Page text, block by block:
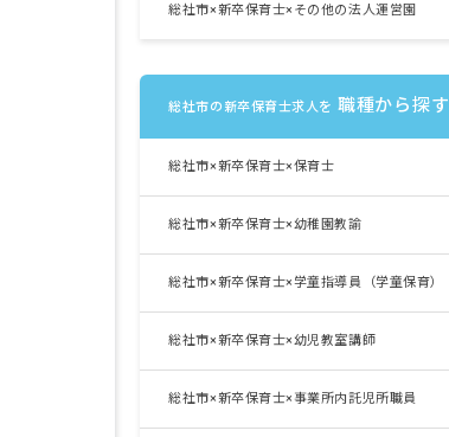
総社市×新卒保育士×その他の法人運営園
総社市の新卒保育士求人を 職種から探す
総社市×新卒保育士×保育士
総社市×新卒保育士×幼稚園教諭
総社市×新卒保育士×学童指導員（学童保育）
総社市×新卒保育士×幼児教室講師
総社市×新卒保育士×事業所内託児所職員